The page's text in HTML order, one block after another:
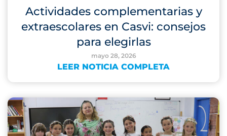
Actividades complementarias y
extraescolares en Casvi: consejos
para elegirlas
mayo 28, 2026
LEER NOTICIA COMPLETA